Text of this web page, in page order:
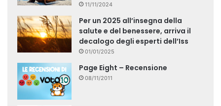
11/11/2024
Per un 2025 all’insegna della
salute e del benessere, arriva il
decalogo degli esperti dell’Iss
01/01/2025
Page Eight – Recensione
08/11/2011